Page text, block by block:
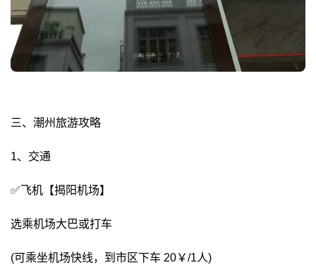
三、潮州旅游攻略
1、交通
✅飞机【揭阳机场】
选乘机场大巴或打车
(可乘坐机场快线，到市区下车 20￥/1人)